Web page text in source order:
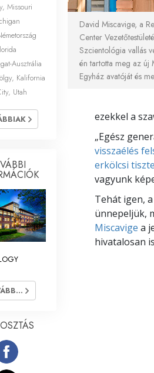
David Miscavige, a
Center
Szcientológia vallás
én tartotta meg az új
Egyház avatóját és
ezekkel a
„Egész
visszaélés
erkölcsi
vagyunk
Tehát igen,
ünnepeljük,
Miscavige a
hivatalosan
Missouri
Ausztrália
Kalifornia
Utah